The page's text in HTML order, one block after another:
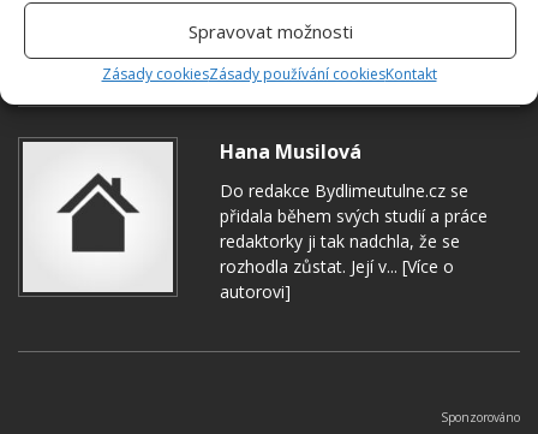
Spravovat možnosti
Zásady cookiesZásady používání cookiesKontakt
ČESNEK DOMÁCÍ PRÁCE DOMÁCNOST
ÚKLID
Hana Musilová
Do redakce Bydlimeutulne.cz se
přidala během svých studií a práce
redaktorky ji tak nadchla, že se
rozhodla zůstat. Její v... [Více o
autorovi]